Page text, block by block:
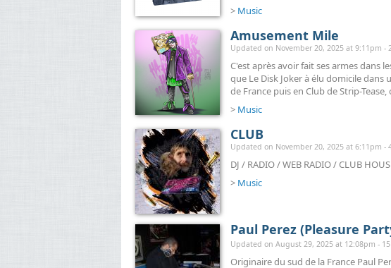
> Music
Amusement Mile
Updated on November 20, 2025 at 9:11pm -
C'est après avoir fait ses armes dans
que Le Disk Joker à élu domicile
de France puis en Club de Strip-Tease,
> Music
CLUB
Updated on November 20, 2025 at 6:11pm -
DJ / RADIO / WEB RADIO / CLUB
> Music
Paul Perez (Pleasure
Updated on August 29, 2025 at 12:08pm -
Originaire du sud de la France Paul